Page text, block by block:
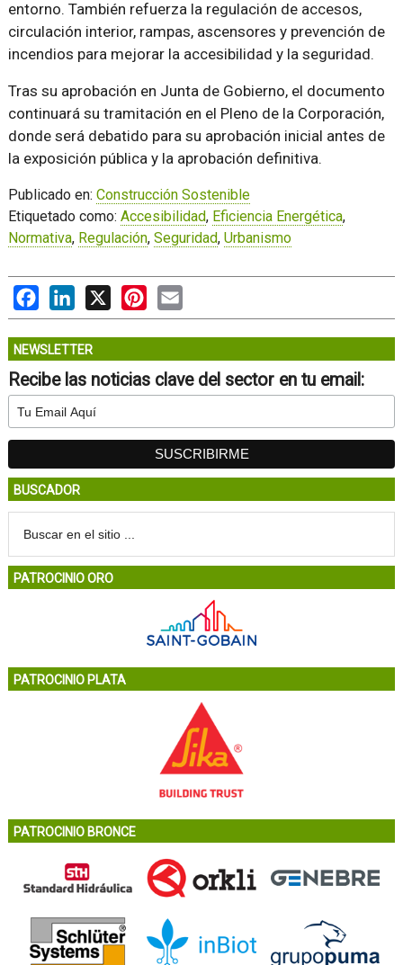
entorno. También refuerza la regulación de accesos,
circulación interior, rampas, ascensores y prevención de
incendios para mejorar la accesibilidad y la seguridad.
Tras su aprobación en Junta de Gobierno, el documento
continuará su tramitación en el Pleno de la Corporación,
donde será debatido para su aprobación inicial antes de
la exposición pública y la aprobación definitiva.
Publicado en: Construcción Sostenible
Etiquetado como: Accesibilidad, Eficiencia Energética,
Normativa, Regulación, Seguridad, Urbanismo
FacebookLinkedIn
X PinterestEmail
NEWSLETTER
Recibe las noticias clave del sector en tu email:
BUSCADOR
PATROCINIO ORO
PATROCINIO PLATA
PATROCINIO BRONCE